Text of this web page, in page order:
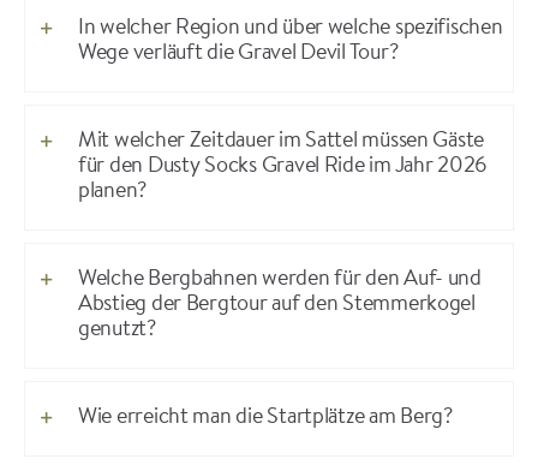
In welcher Region und über welche spezifischen
Wege verläuft die Gravel Devil Tour?
Mit welcher Zeitdauer im Sattel müssen Gäste
für den Dusty Socks Gravel Ride im Jahr 2026
planen?
Welche Bergbahnen werden für den Auf- und
Abstieg der Bergtour auf den Stemmerkogel
genutzt?
Wie erreicht man die Startplätze am Berg?